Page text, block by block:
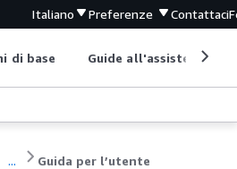
Italiano Preferenze Contattaci
di base Guide all'assistenza
... Guida per l’utente